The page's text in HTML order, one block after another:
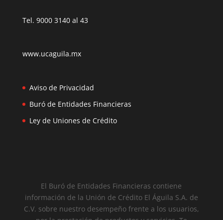
Tel. 9000 3140 al 43
www.ucaguila.mx
Aviso de Privacidad
Buró de Entidades Financieras
Ley de Uniones de Crédito
El Buró de Entidades Financieras contiene
información de la Unión de Crédito El Águila S.A. de
C.V. sobre nuestro desempeño frente a los usuarios,